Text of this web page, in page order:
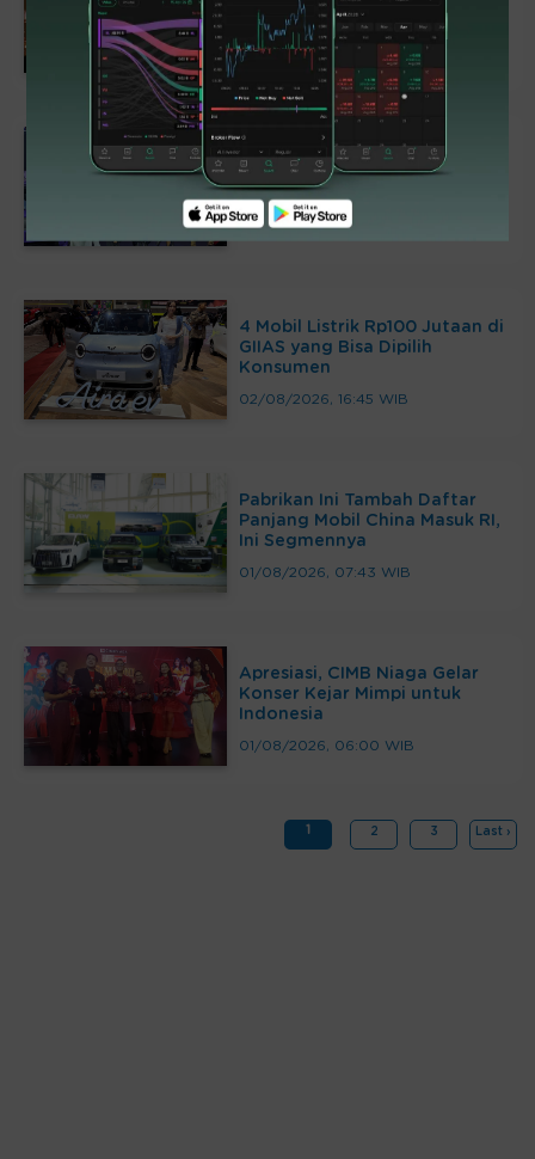
Kejar Mimpi untuk Indonesia
03/08/2026, 06:40 WIB
Evolusi Setengah Abad Honda
Civic
02/08/2026, 19:03 WIB
4 Mobil Listrik Rp100 Jutaan di
GIIAS yang Bisa Dipilih
Konsumen
02/08/2026, 16:45 WIB
Pabrikan Ini Tambah Daftar
Panjang Mobil China Masuk RI,
Ini Segmennya
01/08/2026, 07:43 WIB
Apresiasi, CIMB Niaga Gelar
Konser Kejar Mimpi untuk
Indonesia
01/08/2026, 06:00 WIB
1 2 3 Last ›